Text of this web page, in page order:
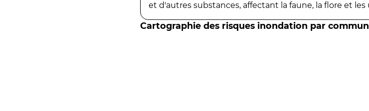
et d'autres substances, affectant la faune, la flore et les
Cartographie des risques inondation par